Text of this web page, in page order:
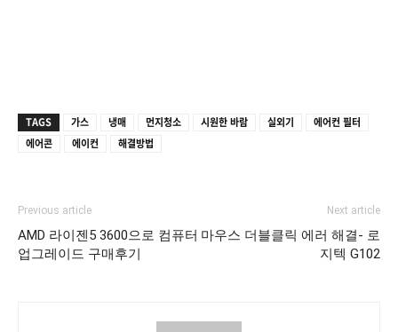
TAGS 가스 냉매 먼지청소 시원한 바람 실외기 에어컨 필터
에어콘 에이컨 해결방법
Previous article
AMD 라이젠5 3600으로 컴퓨터
업그레이드 구매후기
Next article
마우스 더블클릭 에러 해결- 로
지텍 G102